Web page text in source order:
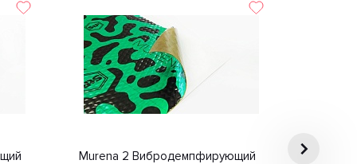
Murena 2 Вибродемпфирующий